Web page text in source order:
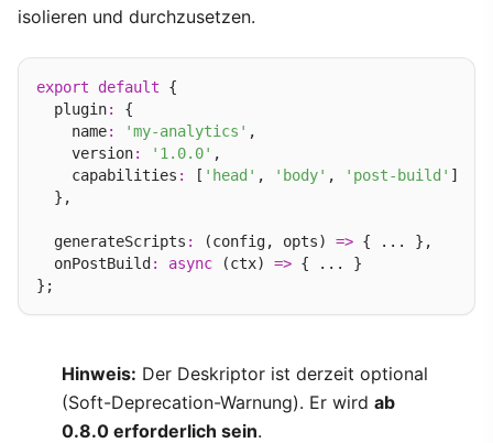
isolieren und durchzusetzen.
export default {
  plugin
:
{
    name
: 'my-analytics' ,
    version
: '1.0.0' ,
    capabilities
: [ 'head' , 'body' , 'post-build' ]
  },
  generateScripts
: (config, opts) => { ... },
  onPostBuild
: async (ctx) => { ... }
Hinweis: Der Deskriptor ist derzeit optional
(Soft-Deprecation-Warnung). Er wird ab
0.8.0 erforderlich sein.